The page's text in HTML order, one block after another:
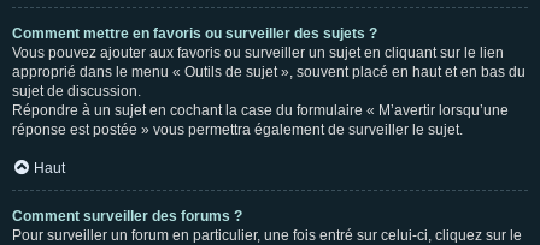
Comment mettre en favoris ou surveiller des sujets ?
Vous pouvez ajouter aux favoris ou surveiller un sujet en cliquant sur le lien
approprié dans le menu « Outils de sujet », souvent placé en haut et en bas du
sujet de discussion.
Répondre à un sujet en cochant la case du formulaire « M’avertir lorsqu’une
réponse est postée » vous permettra également de surveiller le sujet.
Haut
Comment surveiller des forums ?
Pour surveiller un forum en particulier, une fois entré sur celui-ci, cliquez sur le